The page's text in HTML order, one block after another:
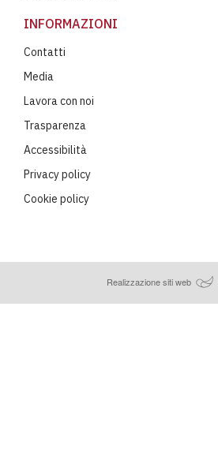
INFORMAZIONI
Contatti
Media
Lavora con noi
Trasparenza
Accessibilità
Privacy policy
Cookie policy
Realizzazione siti web